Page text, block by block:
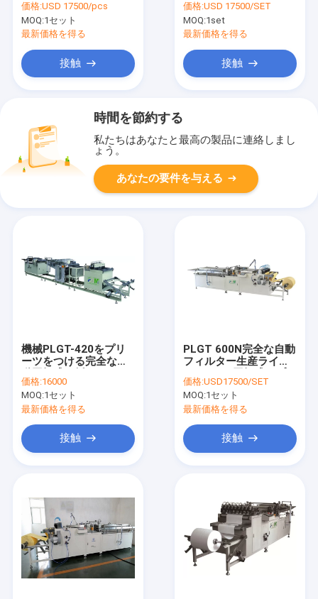
Origamiの生産ライン
価格:USD 17500/pcs
MOQ:1セット
最新価格を得る
接触
紙
価格:USD 17500/SET
MOQ:1set
最新価格を得る
接触
時間を節約する
私たちはあなたと最高の製品に連絡しまし
ょう。
あなたの要件を与える
機械PLGT-420をプリ
ーツをつける完全な自
価格:16000
MOQ:1セット
最新価格を得る
接触
PLGT 600N完全な自動
フィルター生産ライン
ーツをつけること
価格:USD17500/SET
MOQ:1セット
最新価格を得る
接触